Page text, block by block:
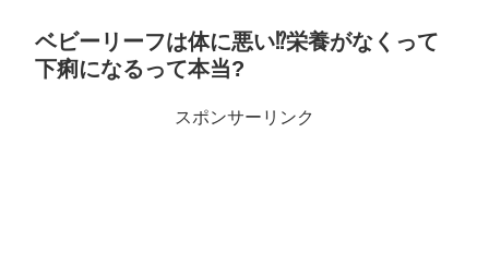
ベビーリーフは体に悪い⁉️栄養がなくって
下痢になるって本当?
スポンサーリンク